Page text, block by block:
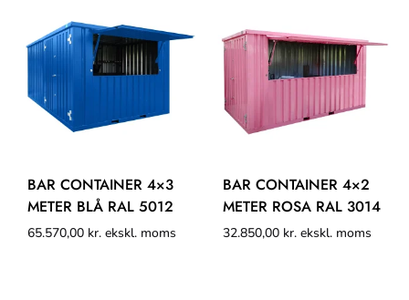
BAR CONTAINER 4×3
METER BLÅ RAL 5012
65.570,00 kr. ekskl. moms
BAR CONTAINER 4×2
METER ROSA RAL 3014
32.850,00 kr. ekskl. moms